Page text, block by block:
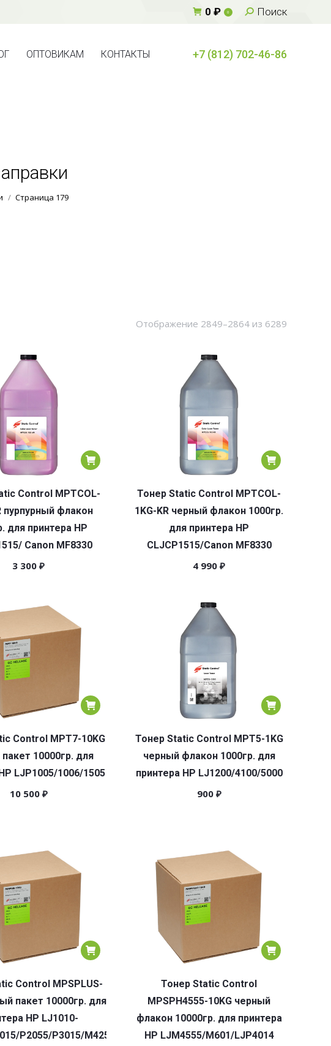
0 ₽ 0 Поиск:
Поиск
ОПТОВИКАМ КОНТАКТЫ +7 (812) 702-46-86
Страница 179
Отображение 2849–2864 из 6289
Control MPTCOL-
пурпурный флакон
для принтера HP
Canon MF8330
3 300 ₽
Тонер Static Control MPTCOL-
1KG-KR черный флакон 1000гр.
для принтера HP
CLJCP1515/Canon MF8330
4 990 ₽
Control MPT7-10KG
10000гр. для
LJP1005/1006/1505
10 500 ₽
Тонер Static Control MPT5-1KG
черный флакон 1000гр. для
принтера HP LJ1200/4100/5000
900 ₽
Control MPSPLUS-
пакет 10000гр. для
HP LJ1010-
P2055/P3015/M425/M525
Тонер Static Control
MPSPH4555-10KG черный
флакон 10000гр. для принтера
HP LJM4555/M601/LJP4014